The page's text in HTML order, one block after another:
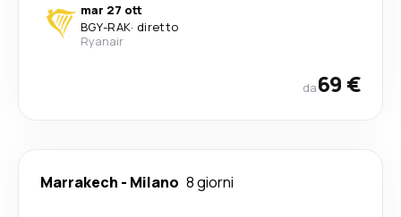
mar 27 ott
BGY-RAK· diretto
Ryanair
da69 €
Marrakech - Milano 8 giorni